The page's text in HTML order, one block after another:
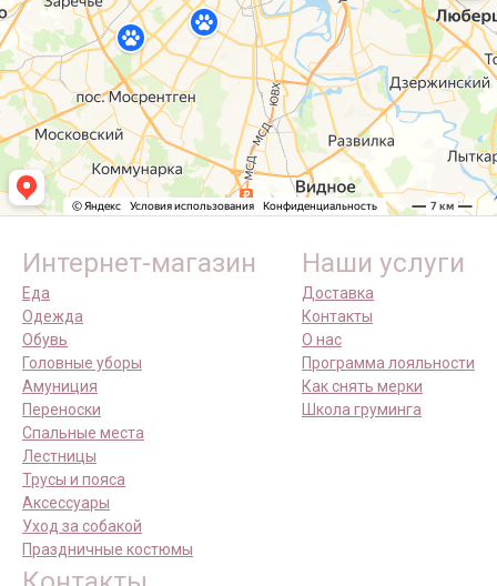
Интернет-магазин
Еда
Одежда
Обувь
Головные уборы
Амуниция
Переноски
Спальные места
Лестницы
Трусы и пояса
Аксессуары
Уход за собакой
Праздничные костюмы
Наши услуги
Доставка
Контакты
О нас
Программа лояльности
Как снять мерки
Школа груминга